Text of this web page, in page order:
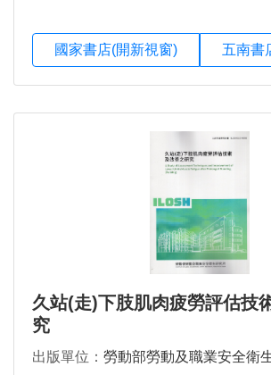
國家書店(開新視窗) 五南書
久站(走)下肢肌肉疲勞評估技
究
出版單位： 勞動部勞動及職業安全衛